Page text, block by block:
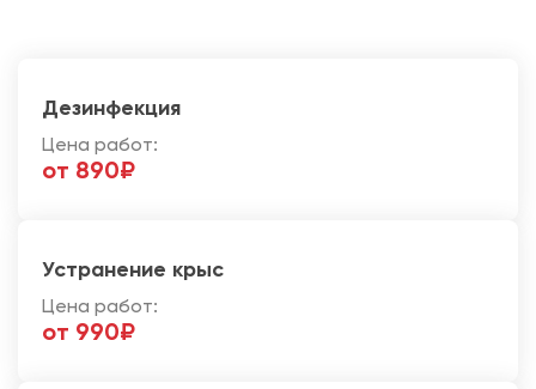
Дезинфекция
Цена работ:
от 890₽
Устранение крыс
Цена работ:
от 990₽